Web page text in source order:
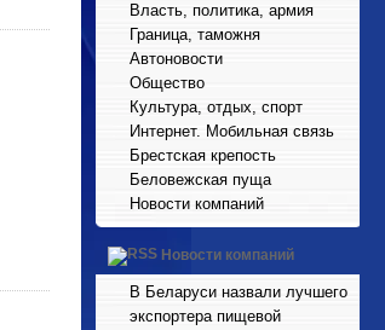
Власть, политика, армия
Граница, таможня
Автоновости
Общество
Культура, отдых, спорт
Интернет. Мобильная связь
Брестская крепость
Беловежская пуща
Новости компаний
Новости компаний
В Беларуси назвали лучшего
экспортера пищевой